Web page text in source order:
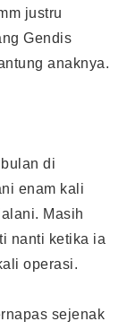
justru
Gendis
anaknya.
di
enam kali
Masih
nanti ketika ia
operasi.
sejenak